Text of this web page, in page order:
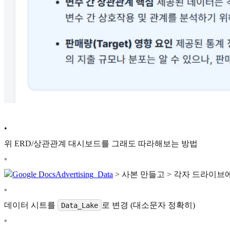
•
위 ERD/상관관계 대시보드를 그래도 따라해보는 방법
◦
Google DocsAdvertising_Data > 사본 만들고 > 각자 드라이브
◦
데이터 시트를
Data_Lake
로 변경 (대소문자 정확히)
◦